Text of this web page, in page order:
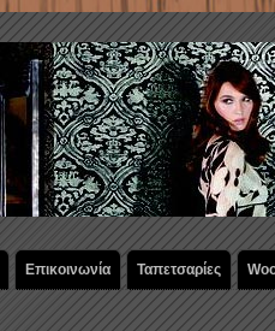
Επικοινωνία Ταπετσαρίες